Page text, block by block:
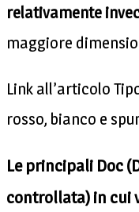
relativamente
maggiore
Link all’articolo
rosso, bianco e
Le principali Doc
controllata) in cui